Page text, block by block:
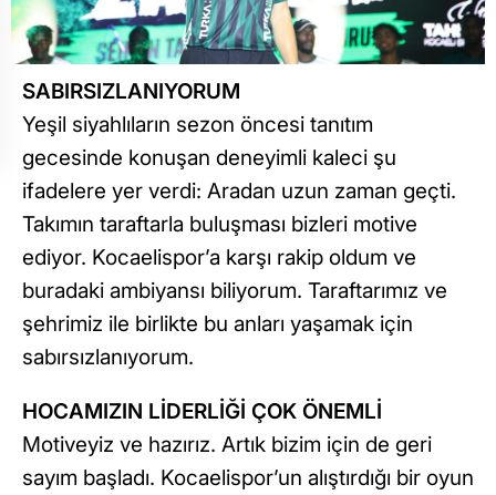
SABIRSIZLANIYORUM
Yeşil siyahlıların sezon öncesi tanıtım
gecesinde konuşan deneyimli kaleci şu
ifadelere yer verdi: Aradan uzun zaman geçti.
Takımın taraftarla buluşması bizleri motive
ediyor. Kocaelispor’a karşı rakip oldum ve
buradaki ambiyansı biliyorum. Taraftarımız ve
şehrimiz ile birlikte bu anları yaşamak için
sabırsızlanıyorum.
HOCAMIZIN LİDERLİĞİ ÇOK ÖNEMLİ
Motiveyiz ve hazırız. Artık bizim için de geri
sayım başladı. Kocaelispor’un alıştırdığı bir oyun